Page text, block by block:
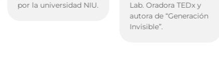
por la universidad NIU.
Lab. Oradora TEDx y
autora de “Generación
Invisible”.